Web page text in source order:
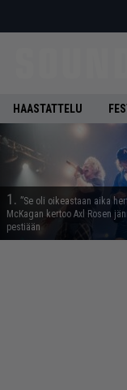
HAASTATTELU
1. ”Se oli oikeastaan aika
McKagan kertoo Axl Rosen
pestiään